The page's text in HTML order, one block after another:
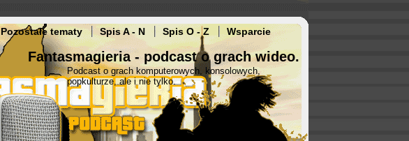
Pozostałe tematy Spis A - N Spis O - Z Wsparcie
Fantasmagieria - podcast o grach wideo.
Podcast o grach komputerowych, konsolowych,
popkulturze, ale i nie tylko.